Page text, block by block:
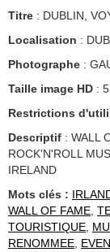
Titre : DUBLIN,
Localisation :
Photographe :
Taille image HD :
Restrictions
Descriptif : WALL
ROCK'N'ROLL
IRELAND
Mots clés :
WALL OF FAME,
TOURISTIQUE,
RENOMMEE,